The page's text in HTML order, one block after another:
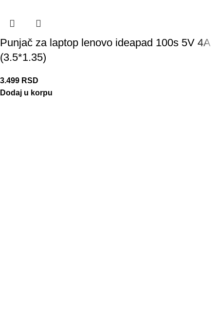
Punjač za laptop lenovo ideapad 100s 5V 4A
(3.5*1.35)
3.499 RSD
Dodaj u korpu